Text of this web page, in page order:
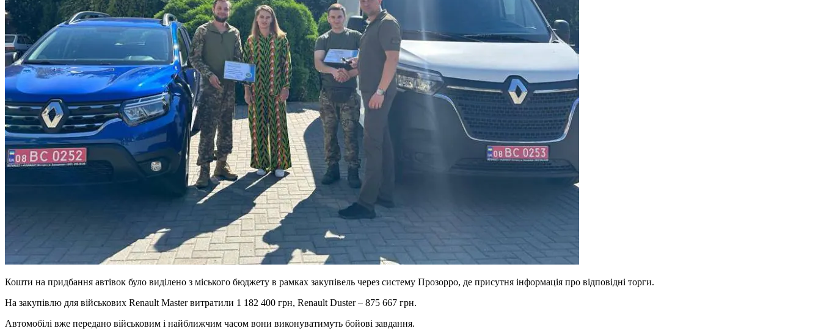
Кошти на придбання автівок було виділено з міського бюджету в рамках закупівель через систему Прозорро, де присутня інформація про відповідні торги.
На закупівлю для військових Renault Master витратили 1 182 400 грн, Renault Duster – 875 667 грн.
Автомобілі вже передано військовим і найближчим часом вони виконуватимуть бойові завдання.